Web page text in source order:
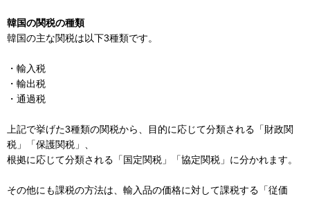
韓国の関税の種類
韓国の主な関税は以下3種類です。
・輸入税
・輸出税
・通過税
上記で挙げた3種類の関税から、目的に応じて分類される「財政関
税」「保護関税」、
根拠に応じて分類される「国定関税」「協定関税」に分かれます。
その他にも課税の方法は、輸入品の価格に対して課税する「従価